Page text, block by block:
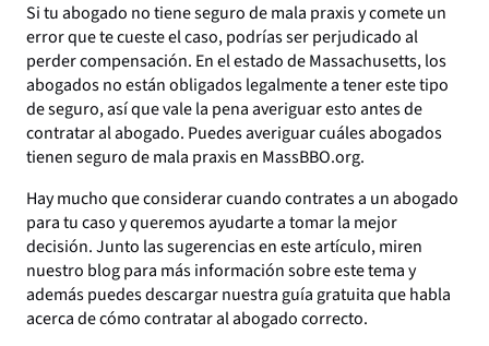
Si tu abogado no tiene seguro de mala praxis y comete un
error que te cueste el caso, podrías ser perjudicado al
perder compensación. En el estado de Massachusetts, los
abogados no están obligados legalmente a tener este tipo
de seguro, así que vale la pena averiguar esto antes de
contratar al abogado. Puedes averiguar cuáles abogados
tienen seguro de mala praxis en MassBBO.org.
Hay mucho que considerar cuando contrates a un abogado
para tu caso y queremos ayudarte a tomar la mejor
decisión. Junto las sugerencias en este artículo, miren
nuestro blog para más información sobre este tema y
además puedes descargar nuestra guía gratuita que habla
acerca de cómo contratar al abogado correcto.